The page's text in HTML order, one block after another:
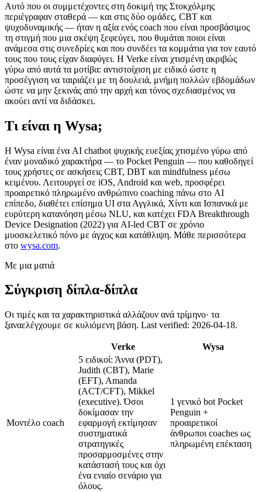
Αυτό που οι συμμετέχοντες στη δοκιμή της Στοκχόλμης
περιέγραφαν σταθερά — και στις δύο ομάδες, CBT και
ψυχοδυναμικής — ήταν η αξία ενός coach που είναι προσβάσιμος
τη στιγμή που μια σκέψη ξεφεύγει, που θυμάται ποιοι είναι
ανάμεσα στις συνεδρίες και που συνδέει τα κομμάτια για τον εαυτό
τους που τους είχαν διαφύγει. Η Verke είναι χτισμένη ακριβώς
γύρω από αυτά τα μοτίβα: αντιστοίχιση με ειδικό ώστε η
προσέγγιση να ταιριάζει με τη δουλειά, μνήμη πολλών εβδομάδων
ώστε να μην ξεκινάς από την αρχή και τόνος σχεδιασμένος να
ακούει αντί να διδάσκει.
Τι είναι η Wysa;
Η Wysa είναι ένα AI chatbot ψυχικής ευεξίας χτισμένο γύρω από
έναν μοναδικό χαρακτήρα — το Pocket Penguin — που καθοδηγεί
τους χρήστες σε ασκήσεις CBT, DBT και mindfulness μέσω
κειμένου. Λειτουργεί σε iOS, Android και web, προσφέρει
προαιρετικό πληρωμένο ανθρώπινο coaching πάνω στο AI
επίπεδο, διαθέτει επίσημα UI στα Αγγλικά, Χίντι και Ισπανικά με
ευρύτερη κατανόηση μέσω NLU, και κατέχει FDA Breakthrough
Device Designation (2022) για AI-led CBT σε χρόνιο
μυοσκελετικό πόνο με άγχος και κατάθλιψη. Μάθε περισσότερα
στο wysa.com.
Με μια ματιά
Σύγκριση δίπλα-δίπλα
Οι τιμές και τα χαρακτηριστικά αλλάζουν ανά τρίμηνο· τα
ξαναελέγχουμε σε κυλιόμενη βάση. Last verified: 2026-04-18.
Verke Wysa
Μοντέλο coach
5 ειδικοί: Άννα (PDT),
Judith (CBT), Marie
(EFT), Amanda
(ACT/CFT), Mikkel
(executive). Όσοι
δοκίμασαν την
εφαρμογή εκτίμησαν
συστηματικά
στρατηγικές
προσαρμοσμένες στην
κατάστασή τους και όχι
ένα ενιαίο σενάριο για
όλους.
1 γενικό bot Pocket
Penguin +
προαιρετικοί
άνθρωποι coaches ως
πληρωμένη επέκταση